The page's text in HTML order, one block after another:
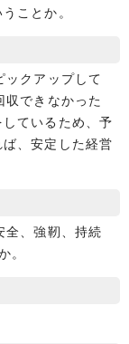
ことか。
ックアップして
収できなかった
ているため、予
、安定した経営
全、強靭、持続
。